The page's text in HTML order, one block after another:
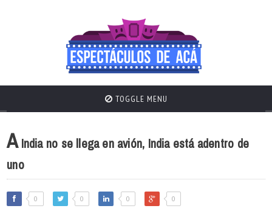
TOGGLE MENU
AIndia no se llega en avión, India está adentro de
uno
0 0 0 0